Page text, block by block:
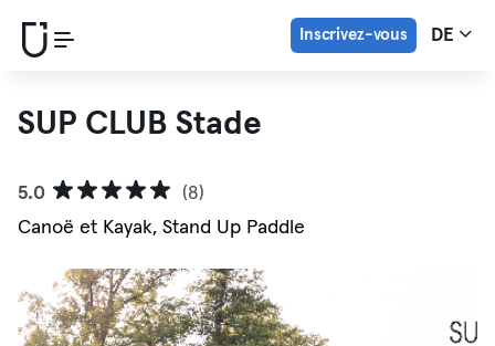
Inscrivez-vous DE
SUP CLUB Stade
5.0
(8)
Canoë et Kayak, Stand Up Paddle